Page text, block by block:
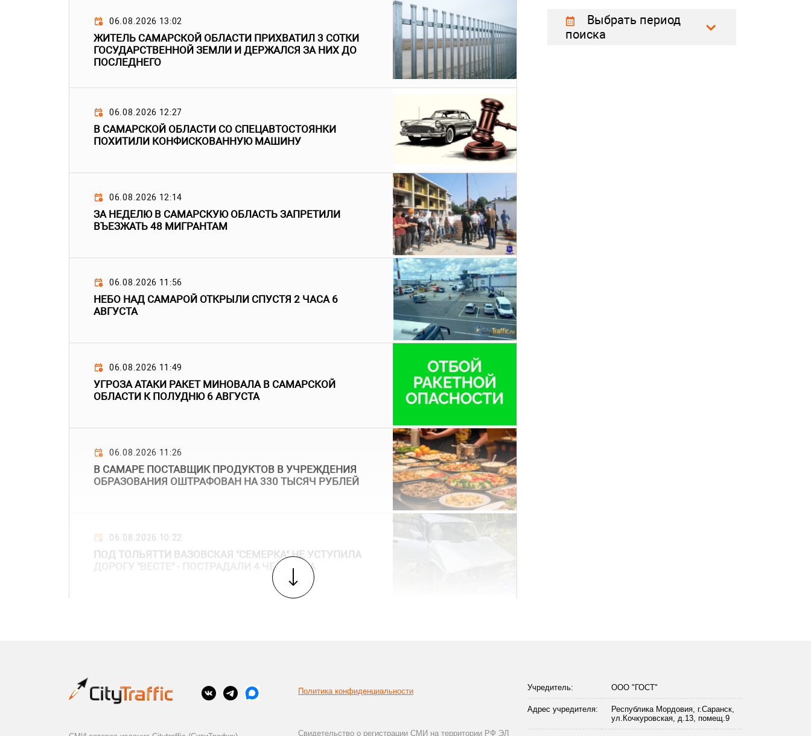
06.08.2026 13:02
ЖИТЕЛЬ САМАРСКОЙ ОБЛАСТИ ПРИХВАТИЛ 3 СОТКИ
ГОСУДАРСТВЕННОЙ ЗЕМЛИ И ДЕРЖАЛСЯ ЗА НИХ ДО
ПОСЛЕДНЕГО
06.08.2026 12:27
В САМАРСКОЙ ОБЛАСТИ СО СПЕЦАВТОСТОЯНКИ
ПОХИТИЛИ КОНФИСКОВАННУЮ МАШИНУ
06.08.2026 12:14
ЗА НЕДЕЛЮ В САМАРСКУЮ ОБЛАСТЬ ЗАПРЕТИЛИ
ВЪЕЗЖАТЬ 48 МИГРАНТАМ
06.08.2026 11:56
НЕБО НАД САМАРОЙ ОТКРЫЛИ СПУСТЯ 2 ЧАСА 6
АВГУСТА
06.08.2026 11:49
УГРОЗА АТАКИ РАКЕТ МИНОВАЛА В САМАРСКОЙ
ОБЛАСТИ К ПОЛУДНЮ 6 АВГУСТА
06.08.2026 11:26
В САМАРЕ ПОСТАВЩИК ПРОДУКТОВ В УЧРЕЖДЕНИЯ
ОБРАЗОВАНИЯ ОШТРАФОВАН НА 330 ТЫСЯЧ РУБЛЕЙ
06.08.2026 10:22
ПОД ТОЛЬЯТТИ ВАЗОВСКАЯ "СЕМЕРКА" НЕ УСТУПИЛА
ДОРОГУ "ВЕСТЕ" - ПОСТРАДАЛИ 4 ЧЕЛОВЕКА
Выбрать период
поиска
Политика конфиденциальности
Свидетельство о регистрации СМИ на территории РФ ЭЛ
Учредитель: ООО "ГОСТ"
Адрес учредителя:
Республика Мордовия, г.Саранск,
ул.Кочкуровская, д.13, помещ.9